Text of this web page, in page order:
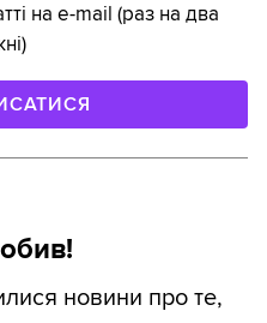
на e-mail (раз на два
новини про те,